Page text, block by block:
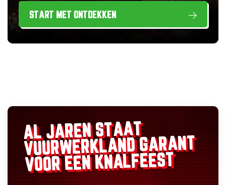
START MET ONTDEKKEN
AL JAREN STAAT
VUURWERKLANDGARANT
VOOR EEN KNALFEEST